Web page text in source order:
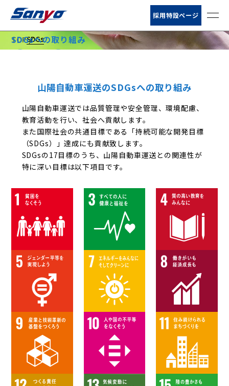
お客様サポート
ニュース
営業所・荷扱所
倉庫情報
採用特設ページ
TOPSDGs
SDGsへの取り組み
SDGs
山陽自動車運送のSDGsへの取り組み
山陽自動車運送では品質管理や安全管理、環境配慮、
教育活動を行い、社会へ貢献します。
また国際社会の共通目標である「持続可能な開発目標
（SDGs）」達成にも貢献致します。
SDGsの17目標のうち、山陽自動車運送との関連性が
特に深い目標は以下項目です。